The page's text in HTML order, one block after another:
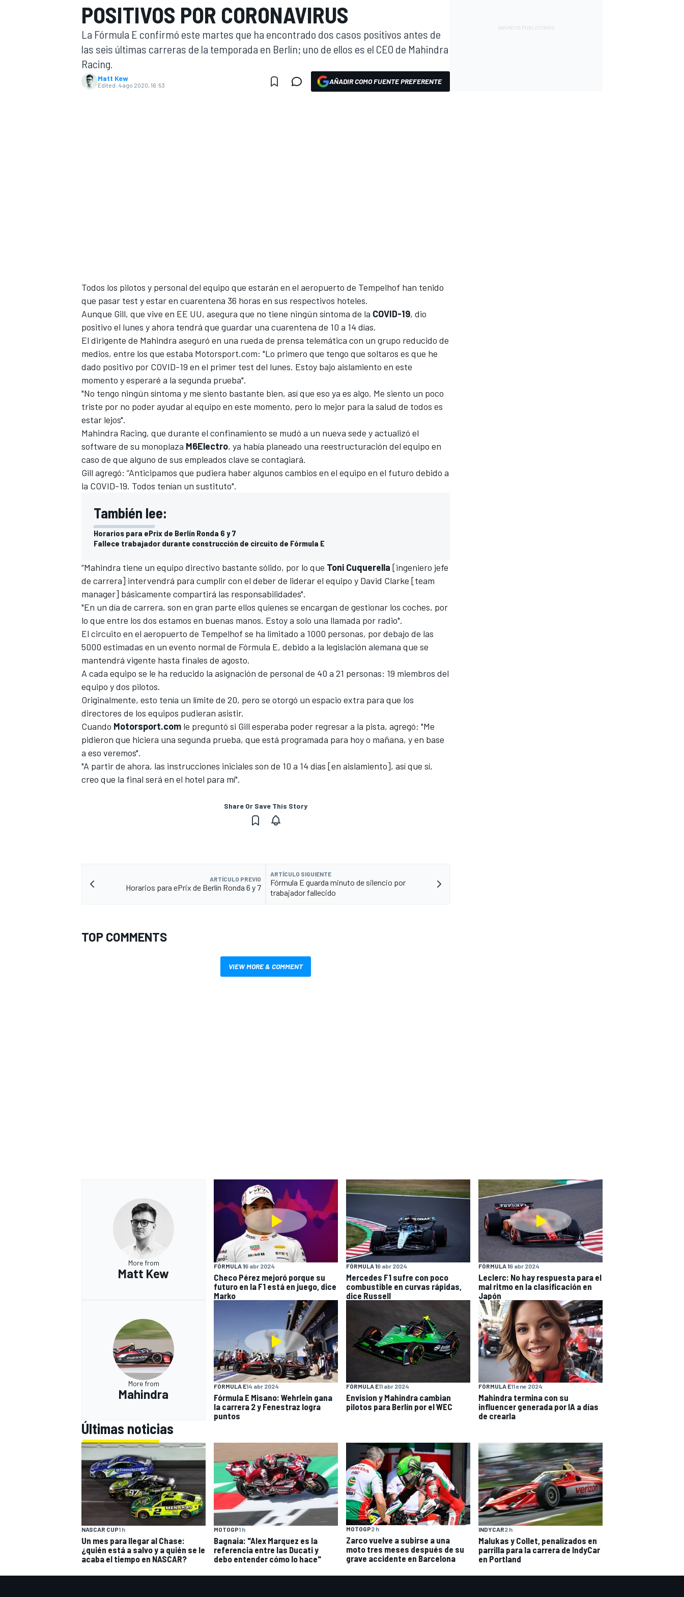
FÓRMULA E MOTO
POSITIVOS POR CORONAVIRUS
La Fórmula E confirmó este martes que ha encontrado dos casos positivos antes de
las seis últimas carreras de la temporada en Berlín; uno de ellos es el CEO de Mahindra
Racing.
Matt Kew
Edited: 4 ago 2020, 16:53 AÑADIR COMO FUENTE PREFERENTE
Todos los pilotos y personal del equipo que estarán en el aeropuerto de Tempelhof han tenido
que pasar test y estar en cuarentena 36 horas en sus respectivos hoteles.
Aunque Gill, que vive en EE UU, asegura que no tiene ningún síntoma de la COVID-19, dio
positivo el lunes y ahora tendrá que guardar una cuarentena de 10 a 14 días.
El dirigente de Mahindra aseguró en una rueda de prensa telemática con un grupo reducido de
medios, entre los que estaba Motorsport.com: "Lo primero que tengo que soltaros es que he
dado positivo por COVID-19 en el primer test del lunes. Estoy bajo aislamiento en este
momento y esperaré a la segunda prueba".
"No tengo ningún síntoma y me siento bastante bien, así que eso ya es algo. Me siento un poco
triste por no poder ayudar al equipo en este momento, pero lo mejor para la salud de todos es
estar lejos".
Mahindra Racing, que durante el confinamiento se mudó a un nueva sede y actualizó el
software de su monoplaza M6Electro, ya había planeado una reestructuración del equipo en
caso de que alguno de sus empleados clave se contagiará.
Gill agregó: “Anticipamos que pudiera haber algunos cambios en el equipo en el futuro debido a
la COVID-19. Todos tenían un sustituto".
También lee:
Horarios para ePrix de Berlín Ronda 6 y 7
Fallece trabajador durante construcción de circuito de Fórmula E
“Mahindra tiene un equipo directivo bastante sólido, por lo que Toni Cuquerella [ingeniero jefe
de carrera] intervendrá para cumplir con el deber de liderar el equipo y David Clarke [team
manager] básicamente compartirá las responsabilidades".
"En un día de carrera, son en gran parte ellos quienes se encargan de gestionar los coches, por
lo que entre los dos estamos en buenas manos. Estoy a solo una llamada por radio".
El circuito en el aeropuerto de Tempelhof se ha limitado a 1000 personas, por debajo de las
5000 estimadas en un evento normal de Fórmula E, debido a la legislación alemana que se
mantendrá vigente hasta finales de agosto.
A cada equipo se le ha reducido la asignación de personal de 40 a 21 personas: 19 miembros del
equipo y dos pilotos.
Originalmente, esto tenía un límite de 20, pero se otorgó un espacio extra para que los
directores de los equipos pudieran asistir.
Cuando Motorsport.com le preguntó si Gill esperaba poder regresar a la pista, agregó: "Me
pidieron que hiciera una segunda prueba, que está programada para hoy o mañana, y en base
a eso veremos".
"A partir de ahora, las instrucciones iniciales son de 10 a 14 días [en aislamiento], así que sí,
creo que la final será en el hotel para mí".
Share Or Save This Story
ARTÍCULO PREVIO
Horarios para ePrix de Berlín Ronda 6 y 7
ARTÍCULO SIGUIENTE
Fórmula E guarda minuto de silencio por
trabajador fallecido
TOP COMMENTS
VIEW MORE & COMMENT
More from
Matt Kew
FÓRMULA 16 abr 2024
Checo Pérez mejoró porque su
futuro en la F1 está en juego, dice
Marko
FÓRMULA 16 abr 2024
Mercedes F1 sufre con poco
combustible en curvas rápidas,
dice Russell
FÓRMULA 16 abr 2024
Leclerc: No hay respuesta para el
mal ritmo en la clasificación en
Japón
More from
Mahindra
FÓRMULA E14 abr 2024
Fórmula E Misano: Wehrlein gana
la carrera 2 y Fenestraz logra
puntos
FÓRMULA E11 abr 2024
Envision y Mahindra cambian
pilotos para Berlín por el WEC
FÓRMULA E11 ene 2024
Mahindra termina con su
influencer generada por IA a días
de crearla
Últimas noticias
NASCAR CUP1 h
Un mes para llegar al Chase:
¿quién está a salvo y a quién se le
acaba el tiempo en NASCAR?
MOTOGP1 h
Bagnaia: "Alex Marquez es la
referencia entre las Ducati y
debo entender cómo lo hace"
MOTOGP2 h
Zarco vuelve a subirse a una
moto tres meses después de su
grave accidente en Barcelona
INDYCAR2 h
Malukas y Collet, penalizados en
parrilla para la carrera de IndyCar
en Portland